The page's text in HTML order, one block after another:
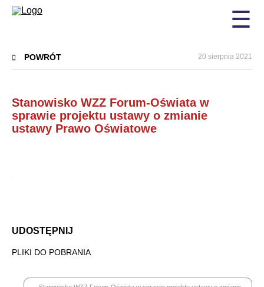
☰
POWRÓT 20 sierpnia 2021
Stanowisko WZZ Forum-Oświata w
sprawie projektu ustawy o zmianie
ustawy Prawo Oświatowe
UDOSTĘPNIJ
PLIKI DO POBRANIA